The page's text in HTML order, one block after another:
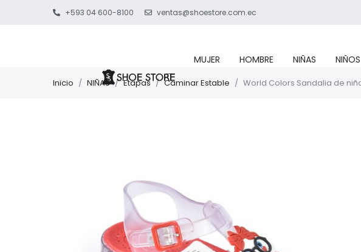
+593 04 600-8100 ventas@shoestore.com.ec
MUJER HOMBRE NIÑAS NIÑOS
Inicio / NIÑAS / Etapas / Caminar Estable / World Colors Sandalia de